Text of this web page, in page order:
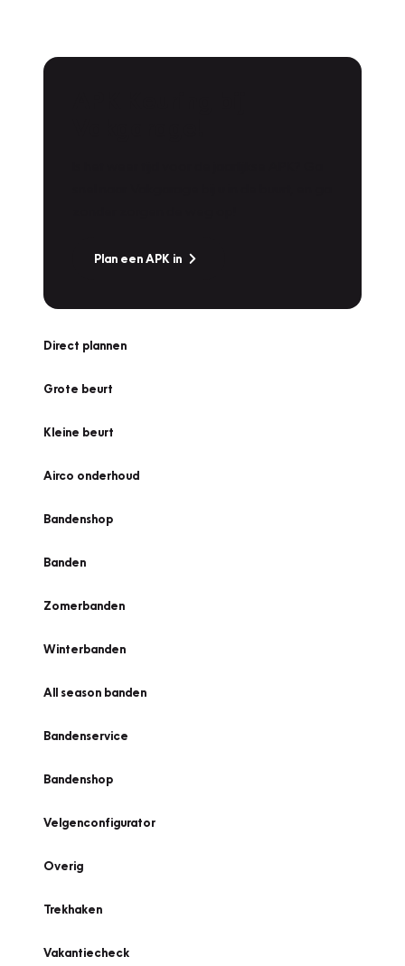
Plan een APK in
Direct plannen
Grote beurt
Kleine beurt
Airco onderhoud
Bandenshop
Banden
Zomerbanden
Winterbanden
All season banden
Bandenservice
Bandenshop
Velgenconfigurator
Overig
Trekhaken
Vakantiecheck